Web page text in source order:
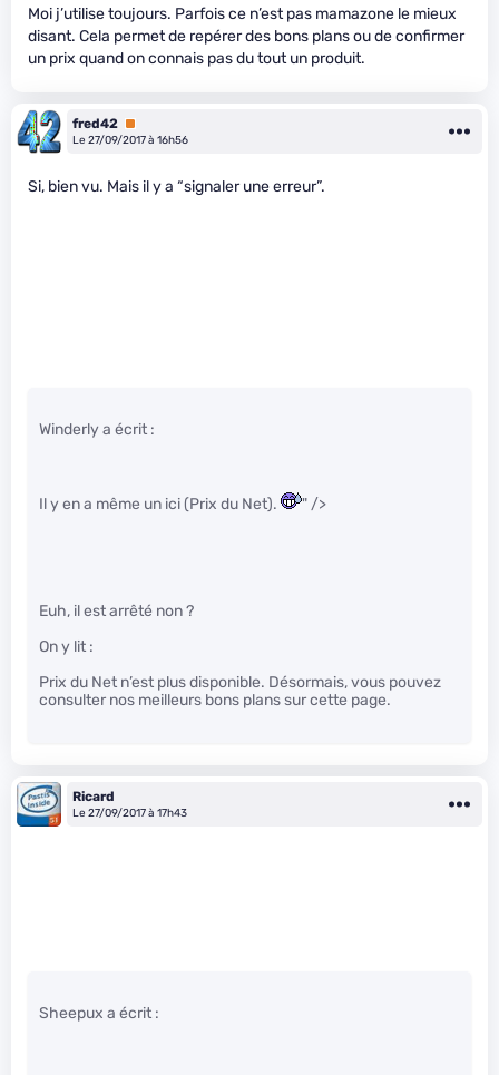
Moi j’utilise toujours. Parfois ce n’est pas mamazone le mieux
disant. Cela permet de repérer des bons plans ou de confirmer
un prix quand on connais pas du tout un produit.
fred42 Premium
Le 27/09/2017 à 16h56
Si, bien vu. Mais il y a “signaler une erreur”.
Winderly a écrit :
Il y en a même un ici (Prix du Net). " />
Euh, il est arrêté non ?
On y lit :
Prix du Net n’est plus disponible. Désormais, vous pouvez
consulter nos meilleurs bons plans sur cette page.
Ricard
Le 27/09/2017 à 17h43
Sheepux a écrit :